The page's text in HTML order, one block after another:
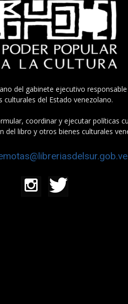
del gabinete ejecutivo
culturales del Estado venezolano.
coordinar y ejecutar políticas
libro y otros bienes culturales